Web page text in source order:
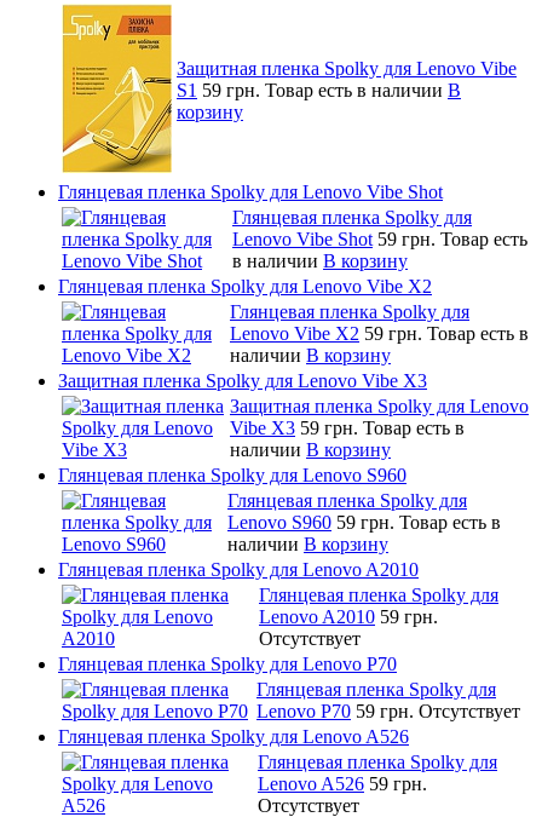
Защитная пленка Spolky для Lenovo Vibe
S1 59 грн. Товар есть в наличии В
корзину
Глянцевая пленка Spolky для Lenovo Vibe Shot
Глянцевая пленка Spolky для
Lenovo Vibe Shot 59 грн. Товар есть
в наличии В корзину
Глянцевая пленка Spolky для Lenovo Vibe X2
Глянцевая пленка Spolky для
Lenovo Vibe X2 59 грн. Товар есть в
наличии В корзину
Защитная пленка Spolky для Lenovo Vibe X3
Защитная пленка Spolky для Lenovo
Vibe X3 59 грн. Товар есть в
наличии В корзину
Глянцевая пленка Spolky для Lenovo S960
Глянцевая пленка Spolky для
Lenovo S960 59 грн. Товар есть в
наличии В корзину
Глянцевая пленка Spolky для Lenovo A2010
Глянцевая пленка Spolky для
Lenovo A2010 59 грн.
Отсутствует
Глянцевая пленка Spolky для Lenovo P70
Глянцевая пленка Spolky для
Lenovo P70 59 грн. Отсутствует
Глянцевая пленка Spolky для Lenovo A526
Глянцевая пленка Spolky для
Lenovo A526 59 грн.
Отсутствует